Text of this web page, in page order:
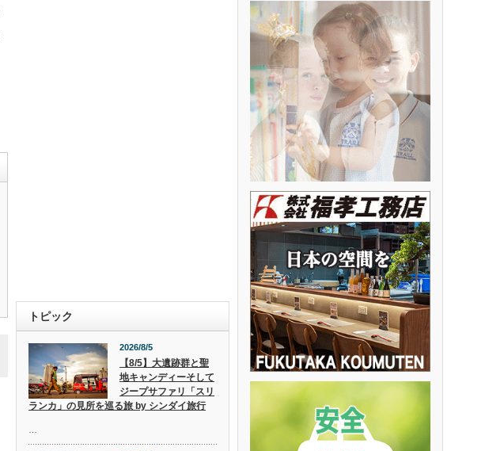
トピック
2026/8/5
【8/5】大遺跡群と聖
地キャンディーそして
ジープサファリ「スリ
ランカ」の見所を巡る旅 by シンダイ旅行